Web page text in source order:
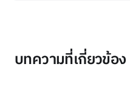
บทความที่เกี่ยวข้อง